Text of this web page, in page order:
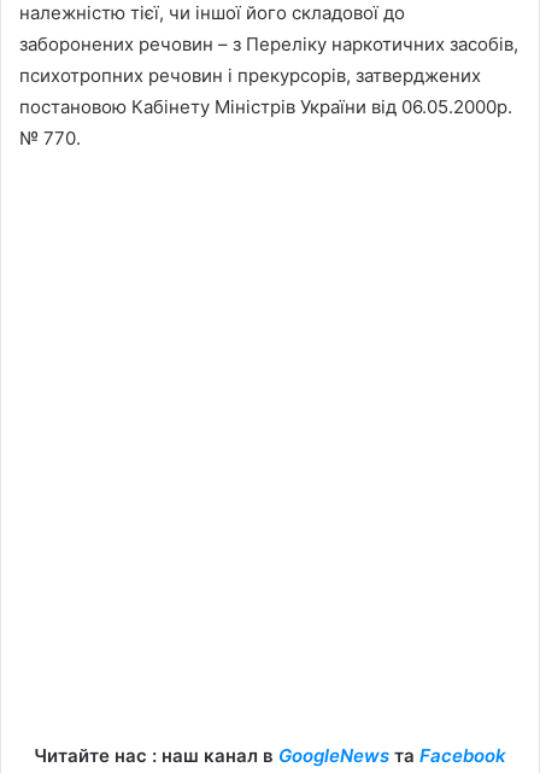
належністю тієї, чи іншої його складової до
заборонених речовин – з Переліку наркотичних засобів,
психотропних речовин і прекурсорів, затверджених
постановою Кабінету Міністрів України від 06.05.2000р.
№ 770.
Читайте нас : наш канал в GoogleNews та Facebook